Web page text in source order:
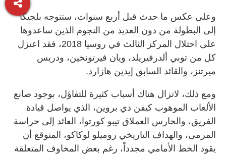
وعلى عكس ما حدث قبل أربع سنوات، ستتوجه بلجيكا
إلى البطولة من دون العديد من النجوم الذين ساعدوها
على احتلال المركز الثالث في روسيا 2018، فقد اعتزل
كل من توبي ألدرفيريلد، ويان فيرتونخين، ودريس
ميرتنز، والقائد السابق إيدين هازارد.
ومع ذلك، لاتزال هناك أسباب كثيرة للتفاؤل، بوجود صانع
الألعاب الموهوب كيفن دي بروين، الذي يواصل قيادة
الفريق، والحارس العملاق تيبو كورتوا، العائد إلى حراسة
المرمى، والهداف التاريخي روميلو لوكاكو، المتوقع أن
يقود الخط الأمامي مجدداً، رغم بعض المخاوف المتعلقة